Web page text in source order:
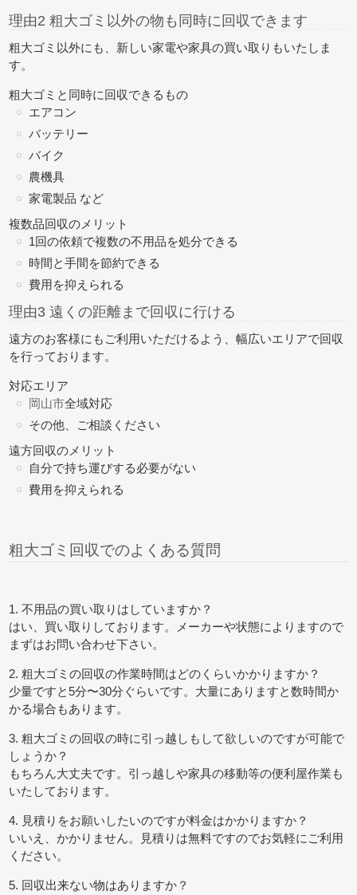
理由2 粗大ゴミ以外の物も同時に回収できます
粗大ゴミ以外にも、新しい家電や家具の買い取りもいたしま
す。
粗大ゴミと同時に回収できるもの
エアコン
バッテリー
バイク
農機具
家電製品 など
複数品回収のメリット
1回の依頼で複数の不用品を処分できる
時間と手間を節約できる
費用を抑えられる
理由3 遠くの距離まで回収に行ける
遠方のお客様にもご利用いただけるよう、幅広いエリアで回収
を行っております。
対応エリア
岡山市全域対応
その他、ご相談ください
遠方回収のメリット
自分で持ち運びする必要がない
費用を抑えられる
粗大ゴミ回収でのよくある質問
1. 不用品の買い取りはしていますか？
はい、買い取りしております。メーカーや状態によりますので
まずはお問い合わせ下さい。
2. 粗大ゴミの回収の作業時間はどのくらいかかりますか？
少量ですと5分〜30分ぐらいです。大量にありますと数時間か
かる場合もあります。
3. 粗大ゴミの回収の時に引っ越しもして欲しいのですが可能で
しょうか？
もちろん大丈夫です。引っ越しや家具の移動等の便利屋作業も
いたしております。
4. 見積りをお願いしたいのですが料金はかかりますか？
いいえ、かかりません。見積りは無料ですのでお気軽にご利用
ください。
5. 回収出来ない物はありますか？